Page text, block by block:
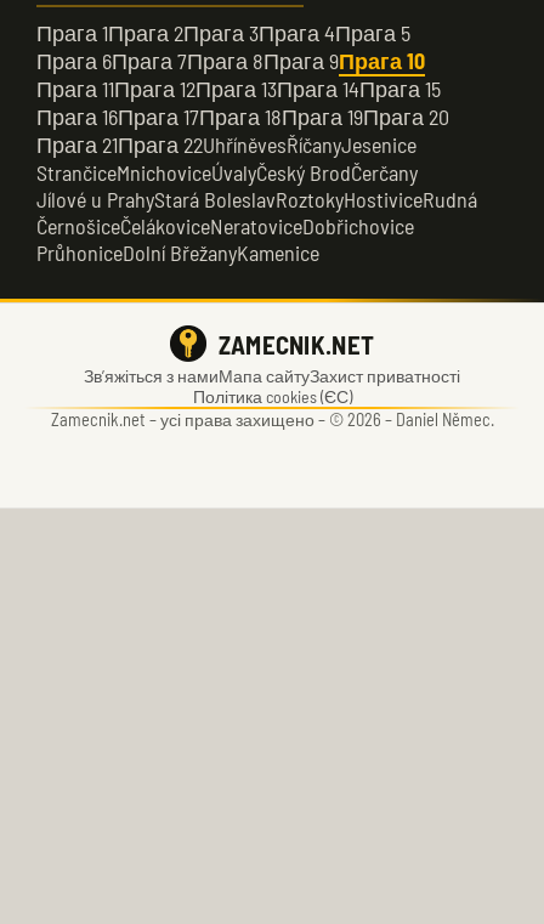
Прага 1Прага 2Прага 3Прага 4Прага 5
Прага 6Прага 7Прага 8Прага 9Прага 10
Прага 11Прага 12Прага 13Прага 14Прага 15
Прага 16Прага 17Прага 18Прага 19Прага 20
Прага 21Прага 22UhříněvesŘíčanyJesenice
StrančiceMnichoviceÚvalyČeský BrodČerčany
Jílové u PrahyStará BoleslavRoztokyHostiviceRudná
ČernošiceČelákoviceNeratoviceDobřichovice
PrůhoniceDolní BřežanyKamenice
Зв’яжіться з намиМапа сайтуЗахист приватності
Політика cookies (ЄС)
Zamecnik.net –усі права захищено – © 2026 – Daniel Němec.
ZAMECNIK.NET